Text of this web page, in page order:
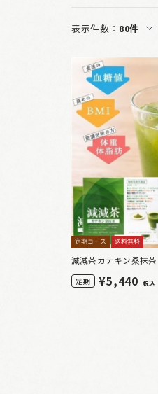
表示件数： 80件
定期コース 送料無料
減減茶カテキン桑
定期 ¥5,440 税込